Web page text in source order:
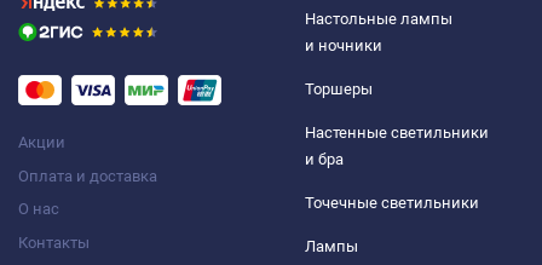
Акции
Оплата и доставка
О нас
Контакты
Настольные лампы
и ночники
Торшеры
Настенные светильники
и бра
Точечные светильники
Лампы